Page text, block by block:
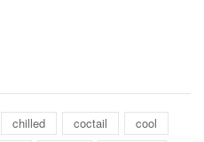
chilled coctail
cool